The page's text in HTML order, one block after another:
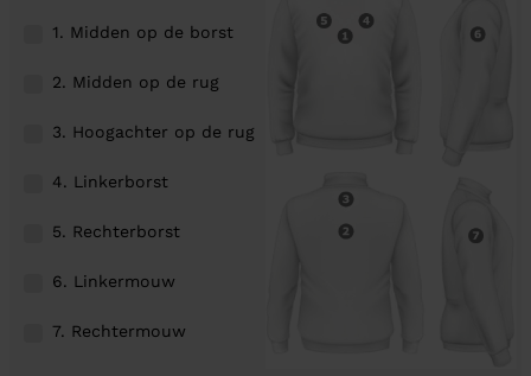
1. Midden op de borst
2. Midden op de rug
3. Hoogachter op de rug
4. Linkerborst
5. Rechterborst
6. Linkermouw
7. Rechtermouw